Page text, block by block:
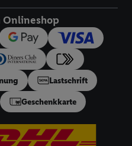
Lastschrift
Geschenkkarte
erteilen und danach ein
in Ihr bestehendes Lidl
hinaus auch Ihre dort
in gemeinsamer
oben genannten Partner
spezielle Online-Kennung
die wir sodann ähnlich wie
verwenden können,
Diensten zu erkennen und